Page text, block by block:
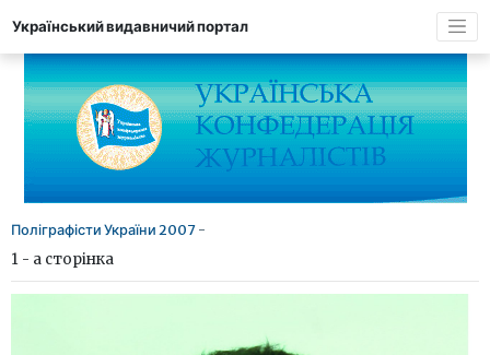
Український видавничий портал
Поліграфісти України 2007-
1 - а сторінка